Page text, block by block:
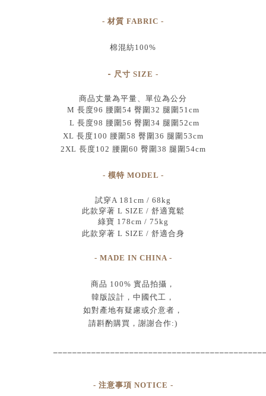
- 材質 FABRIC -
棉混紡100%
- 尺寸 SIZE -
商品丈量為平量、單位為公分
M 長度96 腰圍54 臀圍32 腿圍51cm
L 長度98 腰圍56 臀圍34 腿圍52cm
XL 長度100 腰圍58 臀圍36 腿圍53cm
2XL 長度102 腰圍60 臀圍38 腿圍54cm
- 模特 MODEL -
試穿A 181cm / 68kg
此款穿著 L SIZE / 舒適寬鬆
綠寶 178cm / 75kg
此款穿著 L SIZE / 舒適合身
- MADE IN CHINA -
商品 100% 實品拍攝 ，
韓版設計，中國代工 ，
如對產地有疑慮或介意者，
請斟酌購買， 謝謝合作:)
- 注意事項 NOTICE -